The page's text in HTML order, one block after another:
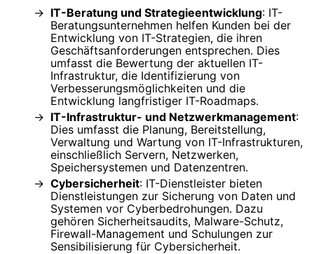
IT-Beratung und Strategieentwicklung: IT-
Beratungsunternehmen helfen Kunden bei der
Entwicklung von IT-Strategien, die ihren
Geschäftsanforderungen entsprechen. Dies
umfasst die Bewertung der aktuellen IT-
Infrastruktur, die Identifizierung von
Verbesserungsmöglichkeiten und die
Entwicklung langfristiger IT-Roadmaps.
IT-Infrastruktur- und Netzwerkmanagement:
Dies umfasst die Planung, Bereitstellung,
Verwaltung und Wartung von IT-Infrastrukturen,
einschließlich Servern, Netzwerken,
Speichersystemen und Datenzentren.
Cybersicherheit: IT-Dienstleister bieten
Dienstleistungen zur Sicherung von Daten und
Systemen vor Cyberbedrohungen. Dazu
gehören Sicherheitsaudits, Malware-Schutz,
Firewall-Management und Schulungen zur
Sensibilisierung für Cybersicherheit.